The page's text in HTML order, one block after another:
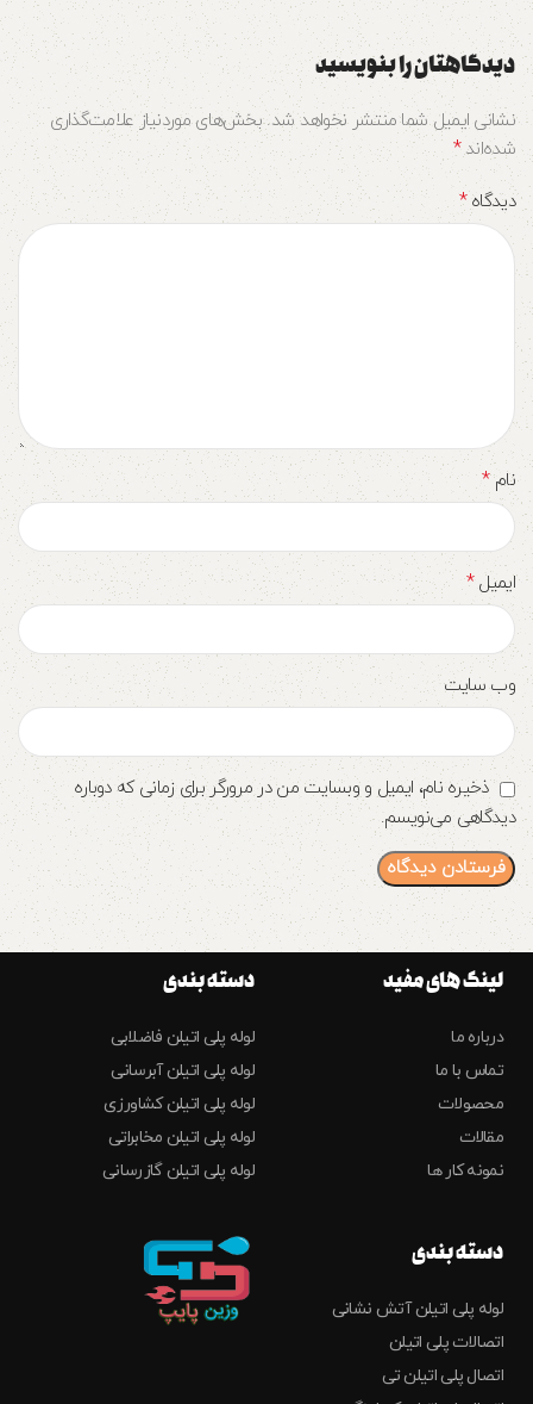
دیدگاهتان را بنویسید
نشانی ایمیل شما منتشر نخواهد شد. بخش‌های موردنیاز علامت‌گذاری
شده‌اند*
دیدگاه*
نام*
ایمیل*
وب‌ سایت
ذخیره نام، ایمیل و وبسایت من در مرورگر برای زمانی که دوباره
دیدگاهی می‌نویسم.
لینک های مفید
درباره ما
تماس با ما
محصولات
مقالات
نمونه کار ها
دسته بندی
لوله پلی اتیلن فاضلابی
لوله پلی اتیلن آبرسانی
لوله پلی اتیلن کشاورزی
لوله پلی اتیلن مخابراتی
لوله پلی اتیلن گازرسانی
دسته بندی
لوله پلی اتیلن آتش نشانی
اتصالات پلی اتیلن
اتصال پلی اتیلن تی